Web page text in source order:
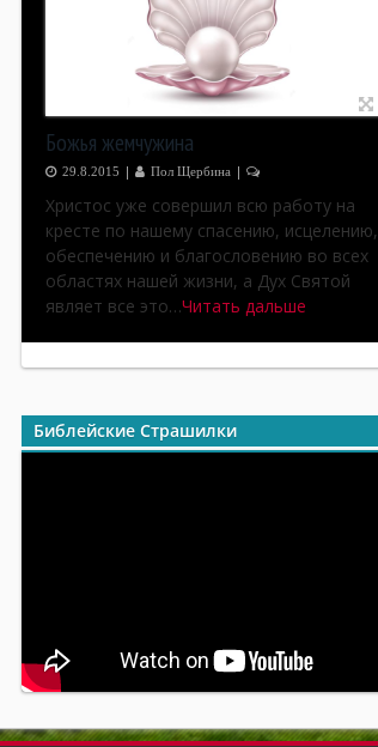
Божья жемчужина
29.8.2015 | Пол Щербина |
Христос уже совершил всю работу на
кресте по нашему спасению, исцелению,
обеспечению и благословению во всех
областях нашей жизни, а Дух Святой
являет все это…Читать дальше
Библейские Страшилки